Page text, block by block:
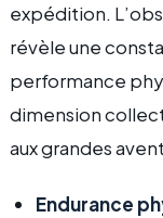
expédition.
révèle une
performance
dimension
aux grandes
Endurance